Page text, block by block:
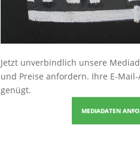
Jetzt unverbindlich unsere
und Preise anfordern. Ihre E-
genügt.
MEDIADATEN